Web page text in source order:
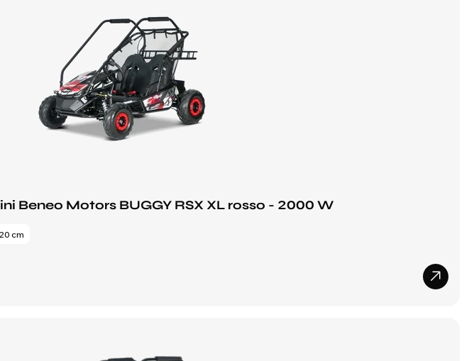
Beneo Motors BUGGY RSX XL rosso - 2000 W
cm